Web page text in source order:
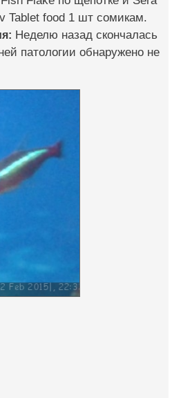
Tablet food 1 шт сомикам.
Неделю назад скончалась
патологии обнаружено не